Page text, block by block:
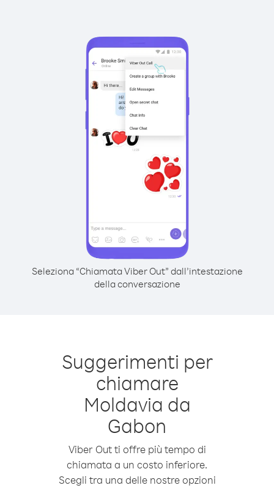
Seleziona “Chiamata Viber Out” dall’intestazione
della conversazione
Suggerimenti per
chiamare
Moldavia da
Gabon
Viber Out ti offre più tempo di
chiamata a un costo inferiore.
Scegli tra una delle nostre opzioni